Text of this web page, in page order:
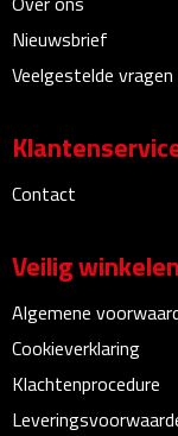
Drinkflessen met
Drinkglazen
Glazen &
Nieuwsbrief
Veelgestelde vragen
Contact
Veilig winkelen
Algemene
Cookieverklaring
Klachtenprocedure